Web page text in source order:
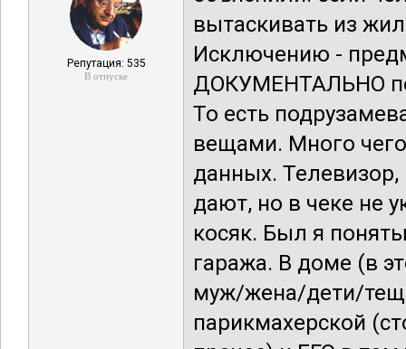
Репутация: 535
В отпуске
вытаскивать из
Исключению -
ДОКУМЕНТАЛЬНО
То есть
вещами. Много чего
данных.
дают, но в чеке не
косяк. Был я
гаража. В доме (в
муж/жена/дети/
парикмахерской